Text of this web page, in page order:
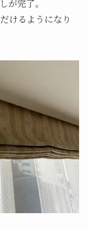
が完了。
けるようになり